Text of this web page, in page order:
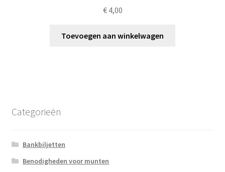
€4,00
Toevoegen aan winkelwagen
Categorieën
Bankbiljetten
Benodigheden voor munten